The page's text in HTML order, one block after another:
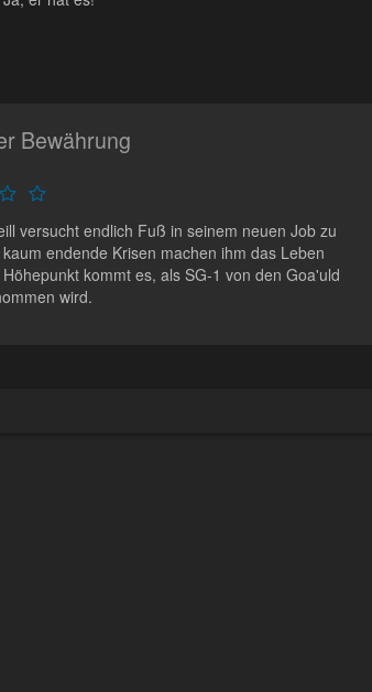
Bewährung
versucht endlich Fuß in seinem neuen Job zu
endende Krisen machen ihm das Leben
kommt es, als SG-1 von den Goa'uld
wird.